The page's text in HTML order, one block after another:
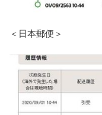
＜日本郵便＞